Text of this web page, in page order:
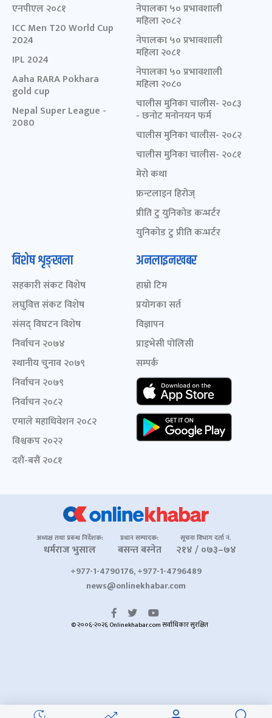
एनपीएल २०८१
ICC Men T20 World Cup
2024
IPL 2024
Aaha RARA Pokhara
gold cup
Nepal Super League -
2080
नेपालका ५० प्रभावशाली
महिला २०८२
नेपालका ५० प्रभावशाली
महिला २०८१
नेपालका ५० प्रभावशाली
महिला २०८०
चालीस मुनिका चालीस- २०८३
- छनोट मनोनयन फर्म
चालीस मुनिका चालीस- २०८२
चालीस मुनिका चालीस- २०८१
मेरो कथा
फ्रन्टलाइन हिरोज्
प्रीति टु युनिकोड कन्भर्टर
युनिकोड टु प्रीति कन्भर्टर
विशेष शृङ्खला
सहकारी संकट विशेष
लघुवित्त संकट विशेष
संसद् विघटन विशेष
निर्वाचन २०७४
स्थानीय चुनाव २०७९
निर्वाचन २०७९
निर्वाचन २०८२
एमाले महाधिवेशन २०८२
विश्वकप २०२२
दशैं-बसैं २०८१
अनलाइनखबर
हाम्रो टिम
प्रयोगका सर्त
विज्ञापन
प्राइभेसी पोलिसी
सम्पर्क
अध्यक्ष तथा प्रबन्ध निर्देशक:
धर्मराज भुसाल
प्रधान सम्पादक:
बसन्त बस्नेत
सूचना विभाग दर्ता नं.
२१४ / ०७३–७४
+977-1-4790176, +977-1-4796489
news@onlinekhabar.com
© २००६-२०२६ Onlinekhabar.com सर्वाधिकार सुरक्षित